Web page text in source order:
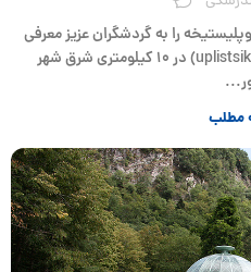
را به گردشگران عزیز معرفی
کنیم. شهر سنگی اوپلیستیخه (uplistsikhe) در ۱۰ کیلومتری شرق شهر
مطلب